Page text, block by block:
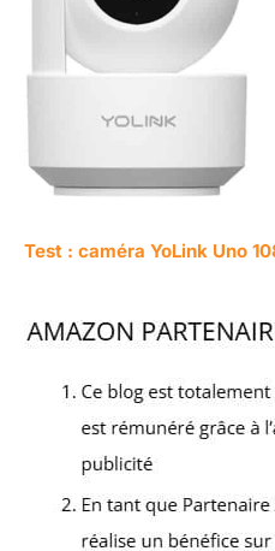
Test : caméra YoLink Uno